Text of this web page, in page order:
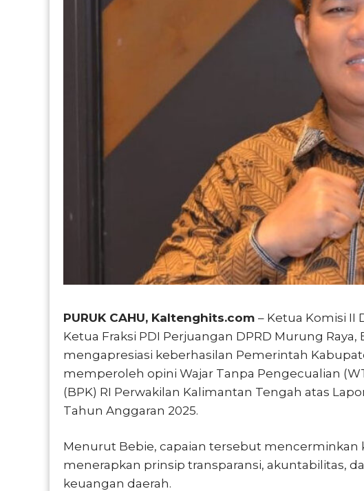
PURUK CAHU, Kaltenghits.com – Ketua Komisi II
Ketua Fraksi PDI Perjuangan DPRD Murung Raya,
mengapresiasi keberhasilan Pemerintah
memperoleh opini Wajar Tanpa Pengecualian
(BPK) RI Perwakilan Kalimantan Tengah atas
Tahun Anggaran 2025.
Menurut Bebie, capaian tersebut
menerapkan prinsip transparansi, akuntabilitas,
keuangan daerah.